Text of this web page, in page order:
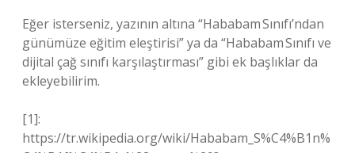
Eğer isterseniz, yazının altına “Hababam Sınıfı’ndan
günümüze eğitim eleştirisi” ya da “Hababam Sınıfı ve
dijital çağ sınıfı karşılaştırması” gibi ek başlıklar da
ekleyebilirim.
[1]:
https://tr.wikipedia.org/wiki/Hababam_S%C4%B1n%